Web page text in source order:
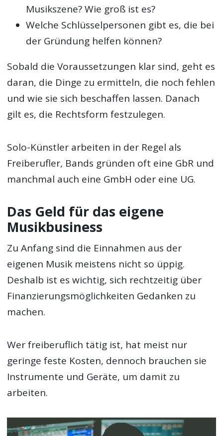
Musikszene? Wie groß ist es?
Welche Schlüsselpersonen gibt es, die bei
der Gründung helfen können?
Sobald die Voraussetzungen klar sind, geht es
daran, die Dinge zu ermitteln, die noch fehlen
und wie sie sich beschaffen lassen. Danach
gilt es, die Rechtsform festzulegen.
Solo-Künstler arbeiten in der Regel als
Freiberufler, Bands gründen oft eine GbR und
manchmal auch eine GmbH oder eine UG.
Das Geld für das eigene
Musikbusiness
Zu Anfang sind die Einnahmen aus der
eigenen Musik meistens nicht so üppig.
Deshalb ist es wichtig, sich rechtzeitig über
Finanzierungsmöglichkeiten Gedanken zu
machen.
Wer freiberuflich tätig ist, hat meist nur
geringe feste Kosten, dennoch brauchen sie
Instrumente und Geräte, um damit zu
arbeiten.